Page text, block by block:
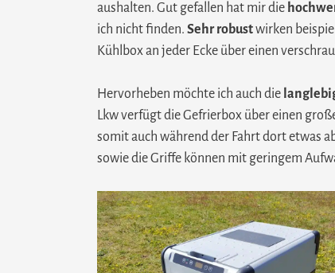
aushalten. Gut gefallen hat mir die
ich nicht finden. Sehr robustwirken
Kühlbox an jeder Ecke über einen
Hervorheben möchte ich auch die
Lkw verfügt die Gefrierbox über einen
somit auch während der Fahrt dort etwas
sowie die Griffe können mit geringem